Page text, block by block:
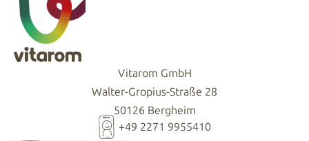
Vitarom GmbH
Walter-Gropius-Straße 28
50126 Bergheim
+49 2271 9955410